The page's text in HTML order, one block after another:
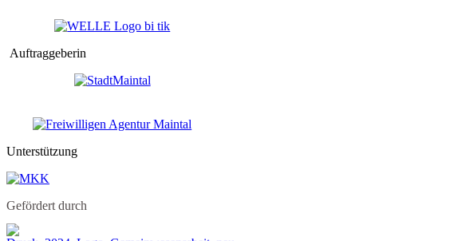
Auftraggeberin
Unterstützung
Gefördert durch